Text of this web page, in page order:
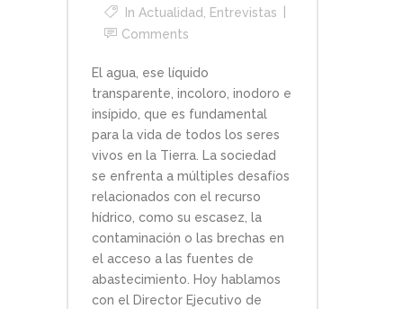
In Actualidad, Entrevistas
Comments
El agua, ese líquido
transparente, incoloro, inodoro e
insípido, que es fundamental
para la vida de todos los seres
vivos en la Tierra. La sociedad
se enfrenta a múltiples desafíos
relacionados con el recurso
hídrico, como su escasez, la
contaminación o las brechas en
el acceso a las fuentes de
abastecimiento. Hoy hablamos
con el Director Ejecutivo de